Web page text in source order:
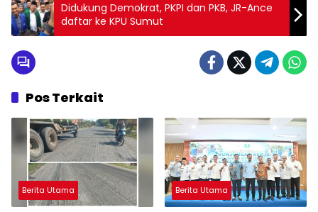
Didukung Demokrat, PKPI dan PKB, JR-Ance
daftar ke KPU Sumut
Pos Terkait
Berita Utama Berita Utama